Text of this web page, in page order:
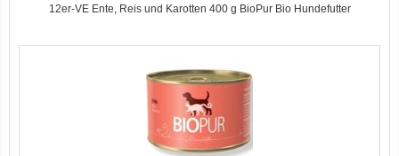
12er-VE Ente, Reis und Karotten 400 g BioPur Bio Hundefutter